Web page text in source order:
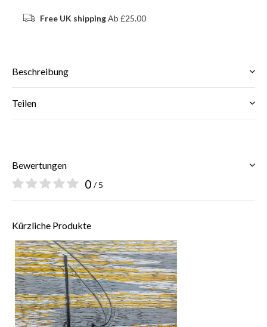
Free UK shippingAb £25.00
Beschreibung
Teilen
Bewertungen
0 / 5
Kürzliche Produkte